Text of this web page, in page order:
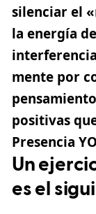
silenciar el
la energía
mente por
positivas
Presencia
Un
es el